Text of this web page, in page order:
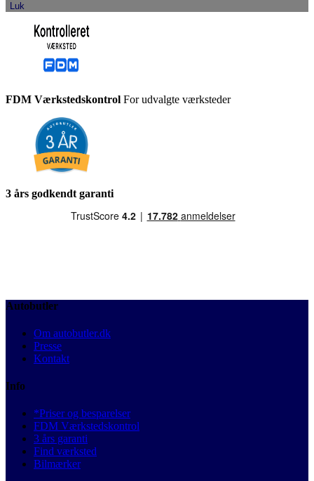
Luk
FDM Værkstedskontrol For udvalgte værksteder
3 års godkendt garanti
Autobutler
Om autobutler.dk
Presse
Kontakt
Info
*Priser og besparelser
FDM Værkstedskontrol
3 års garanti
Find værksted
Bilmærker